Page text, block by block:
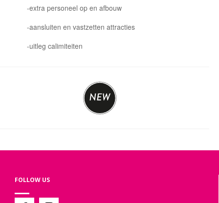
-extra personeel op en afbouw
-aansluiten en vastzetten attracties
-uitleg calimiteiten
FOLLOW US